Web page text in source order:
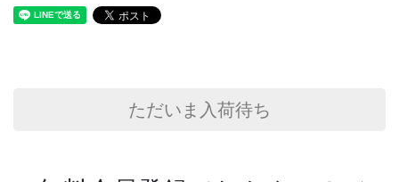
ただいま入荷待ち